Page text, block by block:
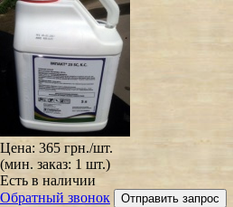
Цена: 365 грн./шт.
(мин. заказ: 1 шт.)
Есть в наличии
Обратный звонок